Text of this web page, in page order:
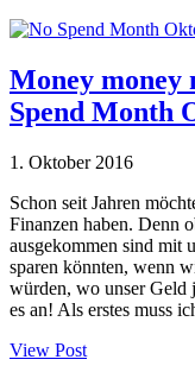
Money money
Spend Month
1. Oktober 2016
Schon seit Jahren
Finanzen haben. Denn
ausgekommen sind mit
sparen könnten, wenn
würden, wo unser Geld
es an! Als erstes muss
View Post